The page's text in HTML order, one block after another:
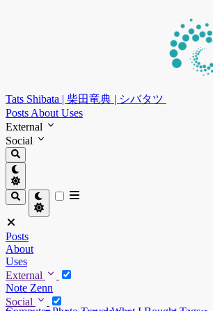
Tats Shibata | 柴田竜典 | シバタツ
Posts About Uses
External
Social
Posts
About
Uses
External
Note Zenn
Social